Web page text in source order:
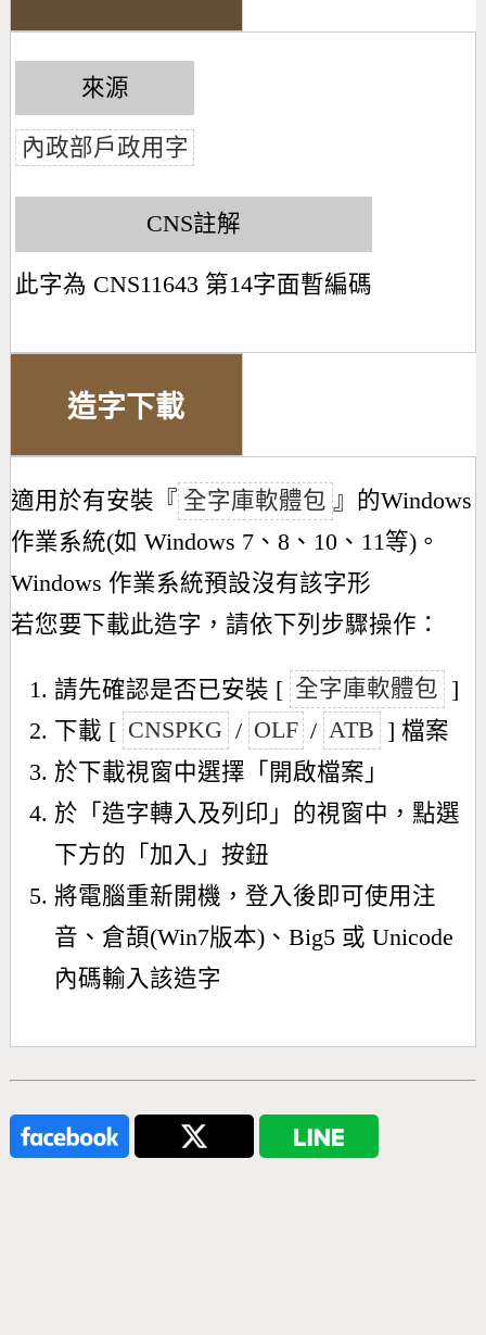
來源
內政部戶政用字
CNS註解
此字為 CNS11643 第14字面暫編碼
造字下載
適用於有安裝『 全字庫軟體包 』的Windows
作業系統(如 Windows 7、8、10、11等)。
Windows 作業系統預設沒有該字形
若您要下載此造字，請依下列步驟操作：
請先確認是否已安裝 [ 全字庫軟體包 ]
下載 [ CNSPKG / OLF / ATB ] 檔案
於下載視窗中選擇「開啟檔案」
於「造字轉入及列印」的視窗中，點選
下方的「加入」按鈕
將電腦重新開機，登入後即可使用注
音、倉頡(Win7版本)、Big5 或 Unicode
內碼輸入該造字